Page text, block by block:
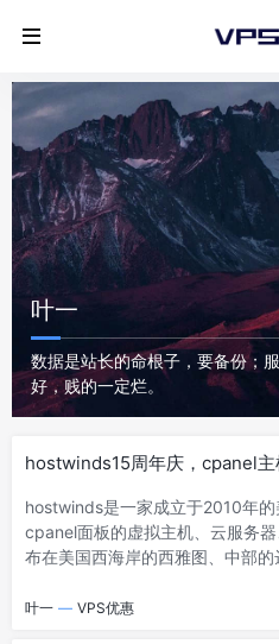
叶一
数据是站长的命根子，要备份；
好，贱的一定烂。
hostwinds15周年庆，cpanel主
hostwinds是一家成立于2010年
cpanel面板的虚拟主机、云服务
布在美国西海岸的西雅图、中部
拟主机搞2.5折一次性优惠，如果
叶一 — VPS优惠